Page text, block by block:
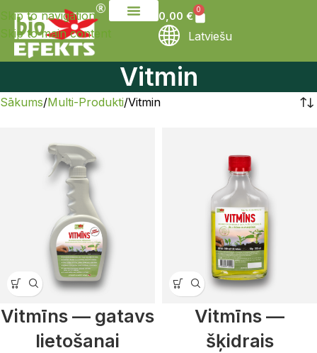
Skip to navigation
Skip to main content
0,00 €
0
Latviešu
Vitmin
Sākums Multi-Produkti Vitmin
Vitmīns — gatavs
lietošanai
Vitmīns —
šķidrais